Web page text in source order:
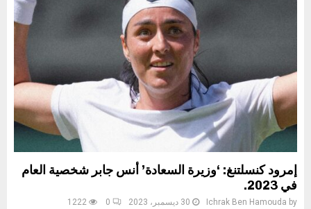
إمرود كنسلتنغ: ‘وزيرة السعادة’ أنس جابر شخصية العام
في 2023.
by
Ichrak Ben Hamouda 30 ديسمبر، 2023 0
1222